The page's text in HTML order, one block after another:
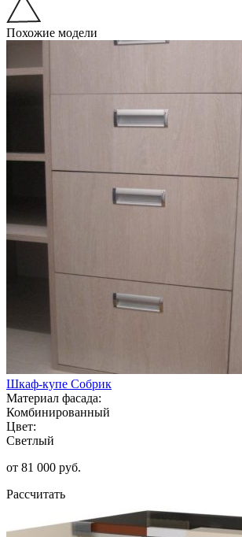
Похожие модели
Шкаф-купе Собрик
Материал фасада:
Комбинированный
Цвет:
Светлый
от 81 000 руб.
Рассчитать